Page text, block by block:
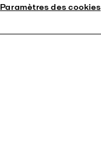
Paramètres des cookies